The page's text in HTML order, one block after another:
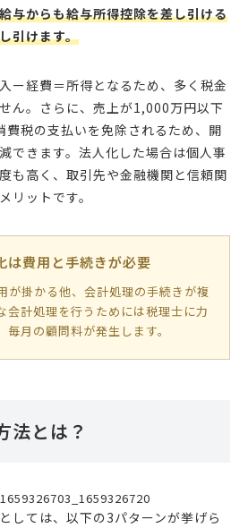
与からも給与所得控除を差し引ける
引けます。
ー経費＝所得となるため、多く税金
ん。さらに、売上が1,000万円以下
費税の支払いを免除されるため、開
できます。法人化した場合は個人事
も高く、取引先や金融機関と信頼関
リットです。
は費用と手続きが必要
が掛かる他、会計処理の手続きが複
会計処理を行うためには税理士に力
月の顧問料が発生します。
法とは？
しては、以下の3パターンが挙げら